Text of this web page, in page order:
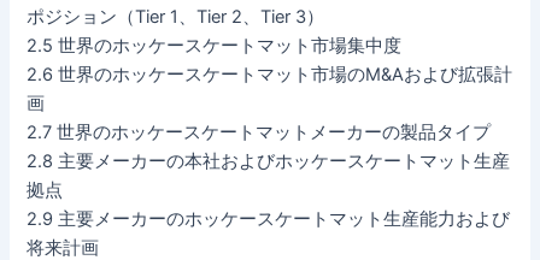
ポジション（Tier 1、Tier 2、Tier 3）
2.5 世界のホッケースケートマット市場集中度
2.6 世界のホッケースケートマット市場のM&Aおよび拡張計
画
2.7 世界のホッケースケートマットメーカーの製品タイプ
2.8 主要メーカーの本社およびホッケースケートマット生産
拠点
2.9 主要メーカーのホッケースケートマット生産能力および
将来計画